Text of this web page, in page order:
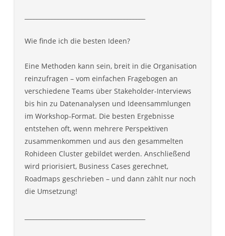
Wie finde ich die besten Ideen?
Eine Methoden kann sein, breit in die Organisation
reinzufragen – vom einfachen Fragebogen an
verschiedene Teams über Stakeholder-Interviews
bis hin zu Datenanalysen und Ideensammlungen
im Workshop-Format. Die besten Ergebnisse
entstehen oft, wenn mehrere Perspektiven
zusammenkommen und aus den gesammelten
Rohideen Cluster gebildet werden. Anschließend
wird priorisiert, Business Cases gerechnet,
Roadmaps geschrieben – und dann zählt nur noch
die Umsetzung!